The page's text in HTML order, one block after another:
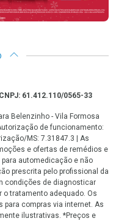
61.412.110/0565-33
Belenzinho - Vila Formosa
de funcionamento:
MS: 7.31847.3 | As
e ofertas de remédios e
automedicação e não
prescrita pelo profissional da
condições de diagnosticar
o tratamento adequado. Os
para compras via internet. As
ilustrativas. *Preços e